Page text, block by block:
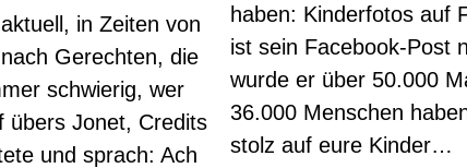
in Zeiten von
Gerechten, die
schwierig, wer
übers Jonet, Credits
und sprach: Ach
haben: Kinderfotos auf
ist sein Facebook-Post
wurde er über 50.000
36.000 Menschen
stolz auf eure Kinder…